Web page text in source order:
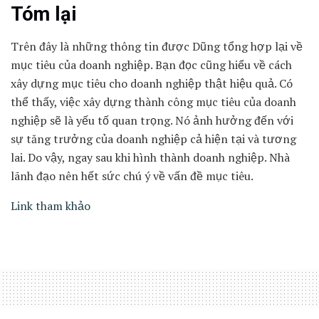
Tóm lại
Trên đây là những thông tin được Dũng tổng hợp lại về
mục tiêu của doanh nghiệp. Bạn đọc cũng hiểu về cách
xây dựng mục tiêu cho doanh nghiệp thật hiệu quả. Có
thể thấy, việc xây dựng thành công mục tiêu của doanh
nghiệp sẽ là yếu tố quan trọng. Nó ảnh hưởng đến với
sự tăng trưởng của doanh nghiệp cả hiện tại và tương
lai. Do vậy, ngay sau khi hình thành doanh nghiệp. Nhà
lãnh đạo nên hết sức chú ý về vấn đề mục tiêu.
Link tham khảo